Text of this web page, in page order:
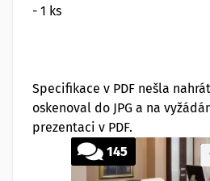
- 1 ks
Specifikace v PDF nešla
oskenoval do JPG a na
prezentaci v PDF.
145